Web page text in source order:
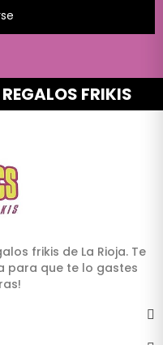
FRIKIS
frikis de La Rioja. Te
para que te lo gastes